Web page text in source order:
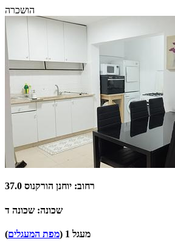
הושכרה
רחוב: יוחנן הורקנוס 37.0
שכונה: שכונה ד
מעגל 1 ( מפת המעגלים)